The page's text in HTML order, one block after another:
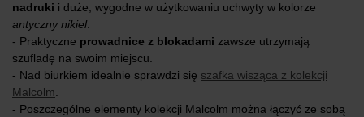
nadruki i duże, wygodne w użytkowaniu uchwyty w kolorze
antyczny nikiel
- Praktyczne prowadnice z blokadami zawsze utrzymają
szufladę na swoim miejscu.
- Nad biurkiem idealnie sprawdzi się szafka wisząca z kolekcji
Malcolm
- Poszczególne elementy kolekcji Malcolm można łączyć ze sobą